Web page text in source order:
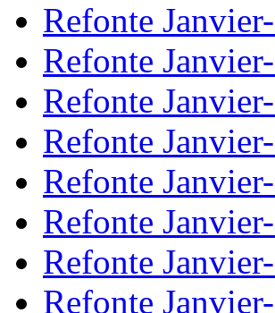
Refonte
Refonte
Refonte
Refonte
Refonte
Refonte
Refonte
Refonte